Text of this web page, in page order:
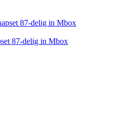
87-delig in Mbox